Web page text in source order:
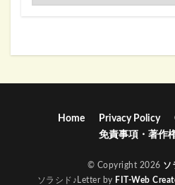
Home Privacy Policy
免責事項・著作
© Copyright 2026 ソ
ソラシド♪Letter by FIT-Web